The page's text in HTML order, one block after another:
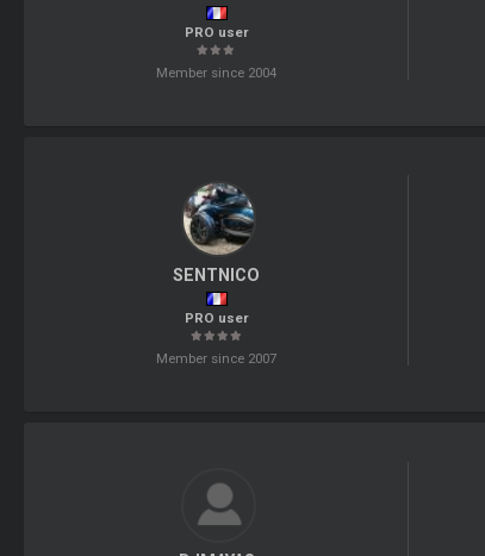
PRO user
Member since 2004
SENTNICO
PRO user
Member since 2007